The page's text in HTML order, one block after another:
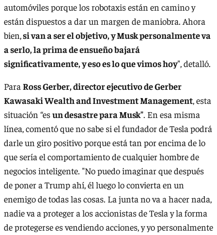
automóviles porque los robotaxis están en camino y
están dispuestos a dar un margen de maniobra. Ahora
bien, si van a ser el objetivo, y Musk personalmente va
a serlo, la prima de ensueño bajará
significativamente, y eso es lo que vimos hoy", detalló.
Para Ross Gerber, director ejecutivo de Gerber
Kawasaki Wealth and Investment Management, esta
situación “esun desastre para Musk". En esa misma
línea, comentó que no sabe si el fundador de Tesla podrá
darle un giro positivo porque está tan por encima de lo
que sería el comportamiento de cualquier hombre de
negocios inteligente. "No puedo imaginar que después
de poner a Trump ahí, él luego lo convierta en un
enemigo de todas las cosas. La junta no va a hacer nada,
nadie va a proteger a los accionistas de Tesla y la forma
de protegerse es vendiendo acciones, y yo personalmente